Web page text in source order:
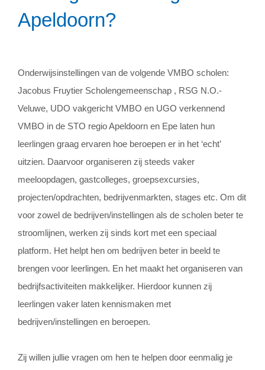
Apeldoorn?
Onderwijsinstellingen van de volgende VMBO scholen:
Jacobus Fruytier Scholengemeenschap , RSG N.O.-
Veluwe, UDO vakgericht VMBO en UGO verkennend
VMBO in de STO regio Apeldoorn en Epe laten hun
leerlingen graag ervaren hoe beroepen er in het ‘echt’
uitzien. Daarvoor organiseren zij steeds vaker
meeloopdagen, gastcolleges, groepsexcursies,
projecten/opdrachten, bedrijvenmarkten, stages etc. Om dit
voor zowel de bedrijven/instellingen als de scholen beter te
stroomlijnen, werken zij sinds kort met een speciaal
platform. Het helpt hen om bedrijven beter in beeld te
brengen voor leerlingen. En het maakt het organiseren van
bedrijfsactiviteiten makkelijker. Hierdoor kunnen zij
leerlingen vaker laten kennismaken met
bedrijven/instellingen en beroepen.
Zij willen jullie vragen om hen te helpen door eenmalig je